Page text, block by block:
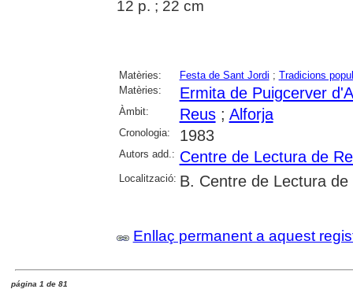
12 p. ; 22 cm
Matèries: Festa de Sant Jordi ; Tradicions
Matèries:
Ermita de Puigcerver
Àmbit: Reus; Alforja
Cronologia: 1983
Autors add.: Centre de Lectura de
Localització: B. Centre de Lectura de
Enllaç permanent a aquest
página 1 de 81